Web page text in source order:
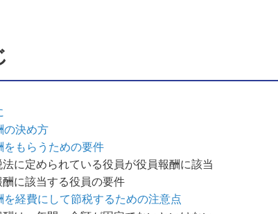
の決め方
をもらうための要件
法に定められている役員が役員報酬に該当
酬に該当する役員の要件
を経費にして節税するための注意点